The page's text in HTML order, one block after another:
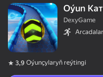
Oýun
DexyGame
Arcadalar
3,9 Oýunçylaryň reýtingi